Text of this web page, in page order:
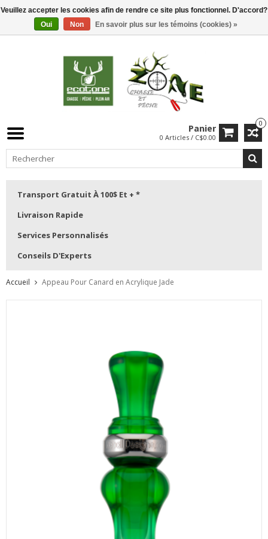
0
Panier
0 Articles / C$0.00
Transport Gratuit À 100$ Et + *
Livraison Rapide
Services Personnalisés
Conseils D'Experts
Accueil Appeau Pour Canard en Acrylique Jade
Veuillez accepter les cookies afin de rendre ce site plus fonctionnel. D'accord?
Oui
Non En savoir plus sur les témoins (cookies) »